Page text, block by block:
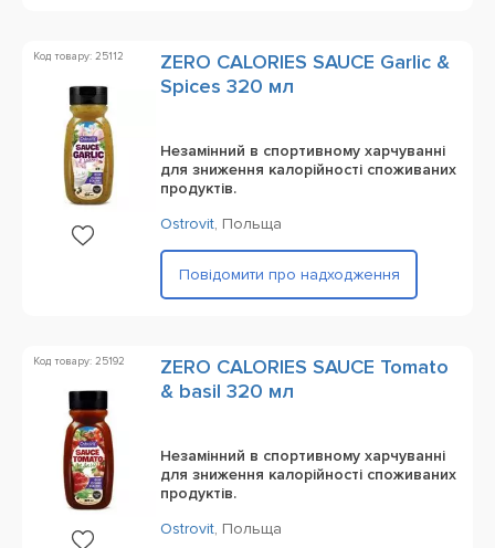
Код товару: 25112
ZERO CALORIES SAUCE Garlic &
Spices 320 мл
Незамінний в спортивному харчуванні
для зниження калорійності споживаних
продуктів.
Ostrovit, Польща
Повідомити про надходження
Код товару: 25192
ZERO CALORIES SAUCE Tomato
& basil 320 мл
Незамінний в спортивному харчуванні
для зниження калорійності споживаних
продуктів.
Ostrovit, Польща